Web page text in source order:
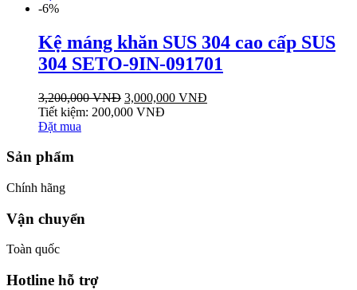
-6%
Kệ máng khăn SUS 304 cao cấp SUS
304 SETO-9IN-091701
3,200,000VNĐ 3,000,000 VNĐ
Tiết kiệm: 200,000 VNĐ
Đặt mua
Sản phẩm
Chính hãng
Vận chuyển
Toàn quốc
Hotline hỗ trợ